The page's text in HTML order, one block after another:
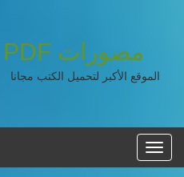
مصورات PDF
الموقع الأكبر لتحميل الكتب مجانا
القائمه
الرئيسية